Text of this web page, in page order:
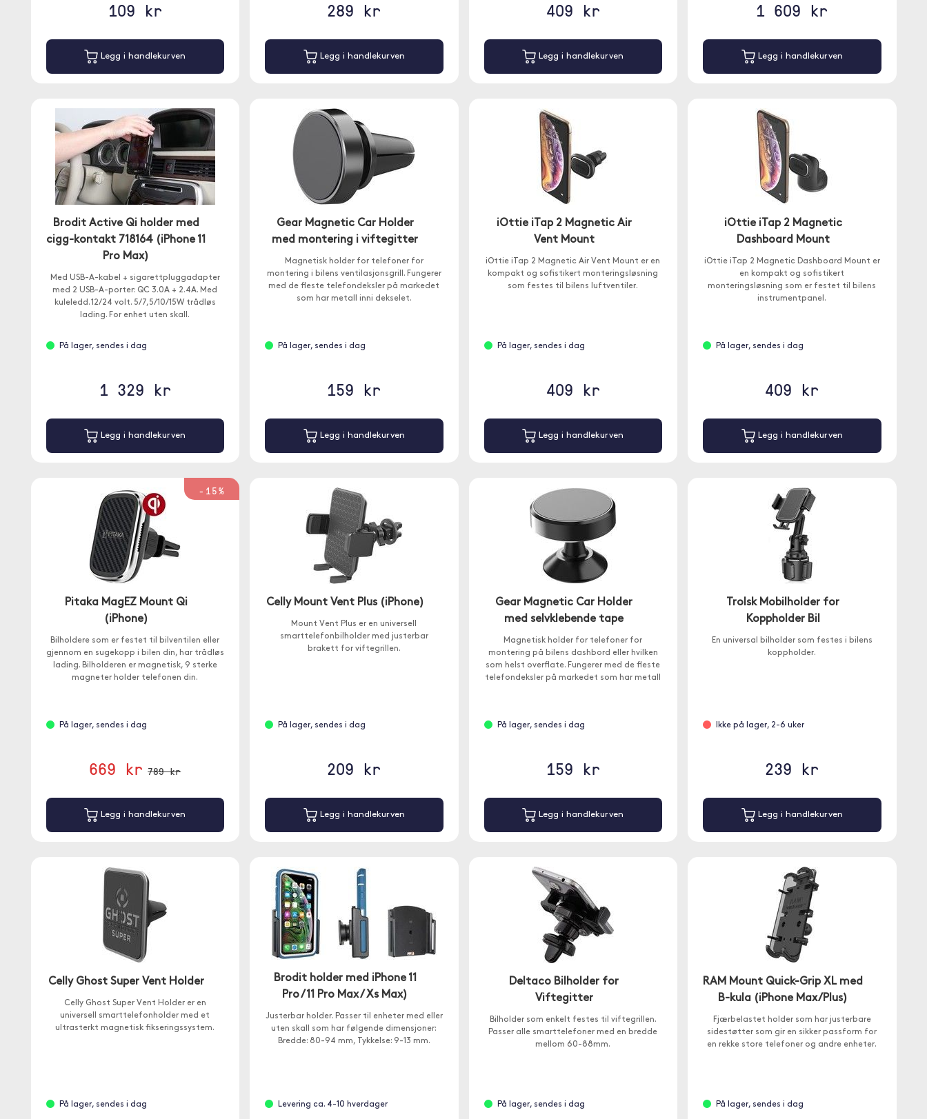
109 kr
Legg i handlekurven
289 kr
Legg i handlekurven
409 kr
Legg i handlekurven
1 609 kr
Legg i handlekurven
Brodit Active Qi holder med
cigg-kontakt 718164 (iPhone 11
Pro Max)
Med USB-A-kabel + sigarettpluggadapter
med 2 USB-A-porter: QC 3.0A + 2.4A. Med
kuleledd. 12/24 volt. 5/7,5/10/15W trådløs
lading. For enhet uten skall.
På lager, sendes i dag
1 329 kr
Legg i handlekurven
Gear Magnetic Car Holder
med montering i viftegitter
Magnetisk holder for telefoner for
montering i bilens ventilasjonsgrill. Fungerer
med de fleste telefondeksler på markedet
som har metall inni dekselet.
På lager, sendes i dag
159 kr
Legg i handlekurven
iOttie iTap 2 Magnetic Air
Vent Mount
iOttie iTap 2 Magnetic Air Vent Mount er en
kompakt og sofistikert monteringsløsning
som festes til bilens luftventiler.
På lager, sendes i dag
409 kr
Legg i handlekurven
iOttie iTap 2 Magnetic
Dashboard Mount
iOttie iTap 2 Magnetic Dashboard Mount er
en kompakt og sofistikert
monteringsløsning som er festet til bilens
instrumentpanel.
På lager, sendes i dag
409 kr
Legg i handlekurven
-15%
Pitaka MagEZ Mount Qi
(iPhone)
Bilholdere som er festet til bilventilen eller
gjennom en sugekopp i bilen din, har trådløs
lading. Bilholderen er magnetisk, 9 sterke
magneter holder telefonen din.
På lager, sendes i dag
669 kr 789 kr
Legg i handlekurven
Celly Mount Vent Plus (iPhone)
Mount Vent Plus er en universell
smarttelefonbilholder med justerbar
brakett for viftegrillen.
På lager, sendes i dag
209 kr
Legg i handlekurven
Gear Magnetic Car Holder
med selvklebende tape
Magnetisk holder for telefoner for
montering på bilens dashbord eller hvilken
som helst overflate. Fungerer med de fleste
telefondeksler på markedet som har metall
På lager, sendes i dag
159 kr
Legg i handlekurven
Trolsk Mobilholder for
Koppholder Bil
En universal bilholder som festes i bilens
koppholder.
Ikke på lager, 2-6 uker
239 kr
Legg i handlekurven
Celly Ghost Super Vent Holder
Celly Ghost Super Vent Holder er en
universell smarttelefonholder med et
ultrasterkt magnetisk fikseringssystem.
På lager, sendes i dag
Brodit holder med iPhone 11
Pro / 11 Pro Max / Xs Max)
Justerbar holder. Passer til enheter med eller
uten skall som har følgende dimensjoner:
Bredde: 80-94 mm, Tykkelse: 9-13 mm.
Levering ca. 4-10 hverdager
Deltaco Bilholder for
Viftegitter
Bilholder som enkelt festes til viftegrillen.
Passer alle smarttelefoner med en bredde
mellom 60-88mm.
På lager, sendes i dag
RAM Mount Quick-Grip XL med
B-kula (iPhone Max/Plus)
Fjærbelastet holder som har justerbare
sidestøtter som gir en sikker passform for
en rekke store telefoner og andre enheter.
På lager, sendes i dag